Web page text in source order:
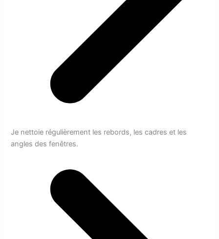
Je nettoie régulièrement les rebords, les cadres et les
angles des fenêtres.